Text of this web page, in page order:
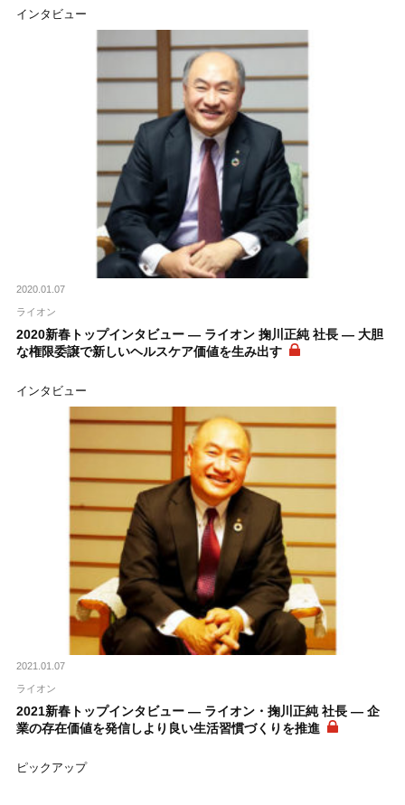
インタビュー
2020.01.07
ライオン
2020新春トップインタビュー ― ライオン 掬川正純 社長 ― 大胆
な権限委譲で新しいヘルスケア価値を生み出す
インタビュー
2021.01.07
ライオン
2021新春トップインタビュー ― ライオン・掬川正純 社長 ― 企
業の存在価値を発信しより良い生活習慣づくりを推進
ピックアップ